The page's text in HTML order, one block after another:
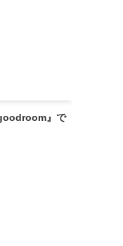
』で